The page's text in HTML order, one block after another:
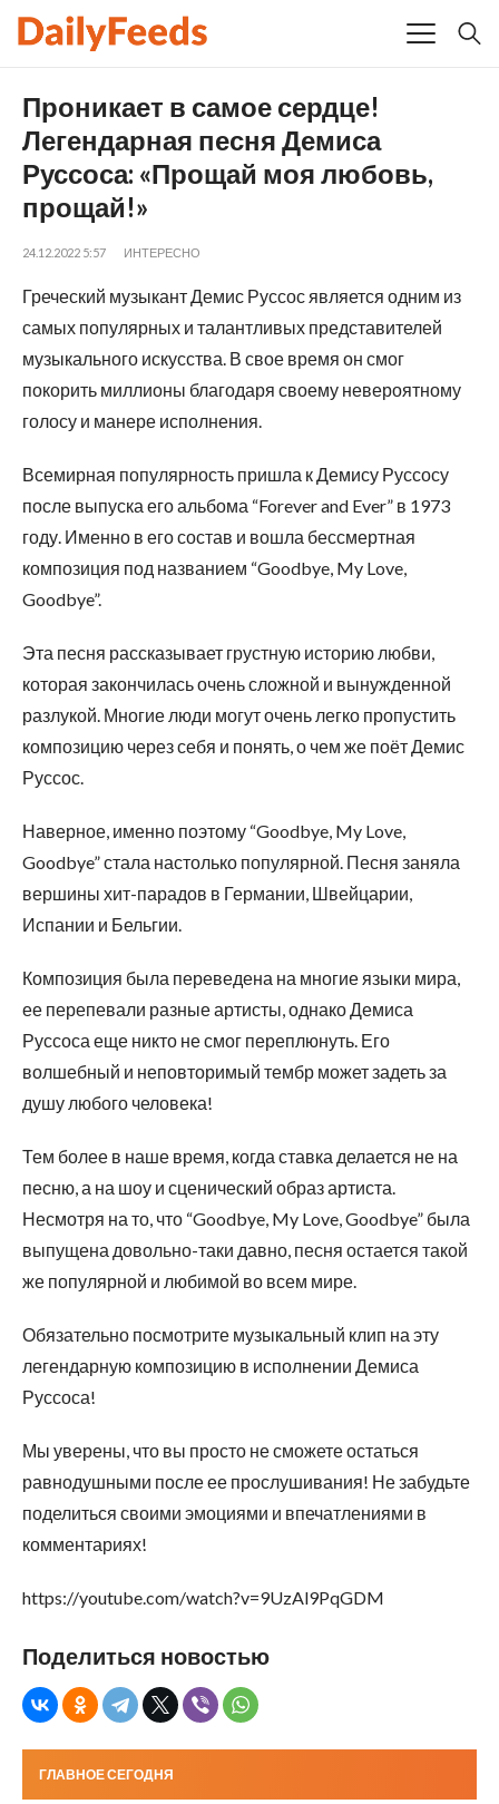
Проникает в самое сердце!
Легендарная песня Демиса
Руссоса: «Прощай моя любовь,
прощай!»
24.12.2022 5:57 ИНТЕРЕСНО
Греческий музыкант Демис Руссос является одним из
самых популярных и талантливых представителей
музыкального искусства. В свое время он смог
покорить миллионы благодаря своему невероятному
голосу и манере исполнения.
Всемирная популярность пришла к Демису Руссосу
после выпуска его альбома “Forever and Ever” в 1973
году. Именно в его состав и вошла бессмертная
композиция под названием “Goodbye, My Love,
Goodbye”.
Эта песня рассказывает грустную историю любви,
которая закончилась очень сложной и вынужденной
разлукой. Многие люди могут очень легко пропустить
композицию через себя и понять, о чем же поёт Демис
Руссос.
Наверное, именно поэтому “Goodbye, My Love,
Goodbye” стала настолько популярной. Песня заняла
вершины хит-парадов в Германии, Швейцарии,
Испании и Бельгии.
Композиция была переведена на многие языки мира,
ее перепевали разные артисты, однако Демиса
Руссоса еще никто не смог переплюнуть. Его
волшебный и неповторимый тембр может задеть за
душу любого человека!
Тем более в наше время, когда ставка делается не на
песню, а на шоу и сценический образ артиста.
Несмотря на то, что “Goodbye, My Love, Goodbye” была
выпущена довольно-таки давно, песня остается такой
же популярной и любимой во всем мире.
Обязательно посмотрите музыкальный клип на эту
легендарную композицию в исполнении Демиса
Руссоса!
Мы уверены, что вы просто не сможете остаться
равнодушными после ее прослушивания! Не забудьте
поделиться своими эмоциями и впечатлениями в
комментариях!
https://youtube.com/watch?v=9UzAl9PqGDM
Поделиться новостью
ГЛАВНОЕ СЕГОДНЯ